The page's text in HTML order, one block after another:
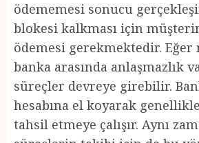
ödememesi sonucu
blokesi kalkması için
ödemesi gerekmektedir.
banka arasında anlaşmazlık
süreçler devreye girebilir.
hesabına el koyarak
tahsil etmeye çalışır. Aynı